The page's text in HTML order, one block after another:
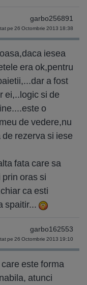
garbo256891
pe 26 Octombrie 2013 18:38
iesea
era ok,pentru
a fost
ei,..logic si de
o
de vedere,nu
rezerva si iese
fata care sa
oras si
ca esti
spaitir...
garbo162553
pe 26 Octombrie 2013 19:10
este forma
atunci